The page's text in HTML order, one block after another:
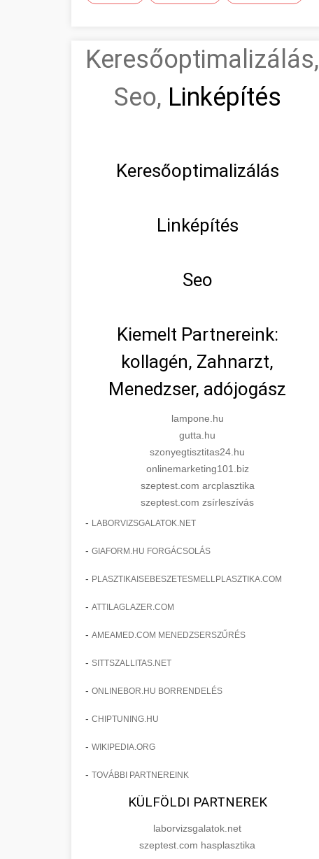
Keresőoptimalizálás,
Seo, Linképítés
Keresőoptimalizálás
Linképítés
Seo
Kiemelt Partnereink:
kollagén, Zahnarzt,
Menedzser, adójogász
lampone.hu
gutta.hu
szonyegtisztitas24.hu
onlinemarketing101.biz
szeptest.com arcplasztika
szeptest.com zsírleszívás
- LABORVIZSGALATOK.NET
- GIAFORM.HU FORGÁCSOLÁS
- PLASZTIKAISEBESZETESMELLPLASZTIKA.COM
- ATTILAGLAZER.COM
- AMEAMED.COM MENEDZSERSZŰRÉS
- SITTSZALLITAS.NET
- ONLINEBOR.HU BORRENDELÉS
- CHIPTUNING.HU
- WIKIPEDIA.ORG
- TOVÁBBI PARTNEREINK
KÜLFÖLDI PARTNEREK
laborvizsgalatok.net
szeptest.com hasplasztika